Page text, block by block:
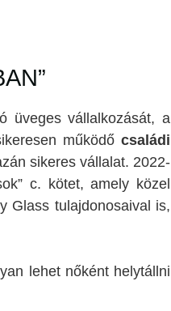
üveges vállalkozását, a
működő családi
sikeres vállalat. 2022-
c. kötet, amely közel
Glass tulajdonosaival is,
lehet nőként helytállni